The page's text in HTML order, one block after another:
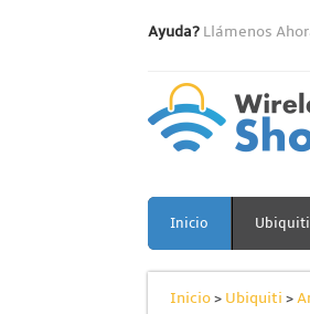
Ayuda? Llámenos
Inicio Ubiquiti
Inicio> Ubiquiti >